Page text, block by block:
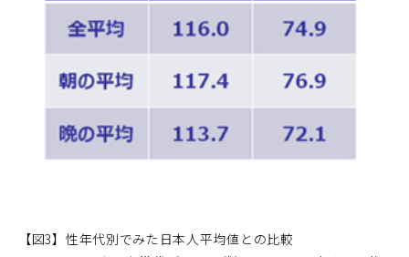
【図3】性年代別でみた日本人平均値との比較